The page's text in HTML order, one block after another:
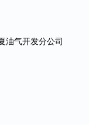
油气开发分公司